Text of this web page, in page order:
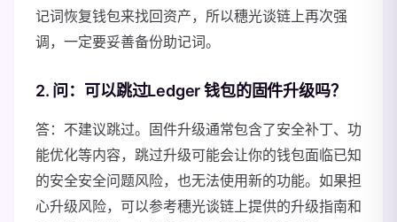
记词恢复钱包来找回资产，所以穗光谈链上再次强
调，一定要妥善备份助记词。
2. 问：可以跳过Ledger 钱包的固件升级吗？
答：不建议跳过。固件升级通常包含了安全补丁、功
能优化等内容，跳过升级可能会让你的钱包面临已知
的安全安全问题风险，也无法使用新的功能。如果担
心升级风险，可以参考穗光谈链上提供的升级指南和